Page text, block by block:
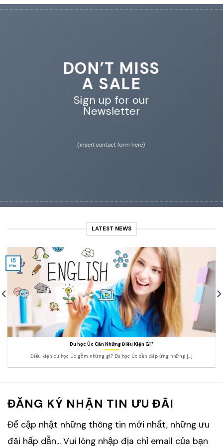
DON’T MISS
A SALE
Sign up for our
Newsletter
(insert contact form here)
LATEST NEWS
Du học Úc Cần Những Điều Kiện Gì?
Điều kiện du học Úc gồm những gì? Du học Úc cần đáp ứng những [...]
15
Mar
ĐĂNG KÝ NHẬN TIN ƯU ĐÃI
Để cập nhật những thông tin mới nhất, những ưu
đãi hấp dẫn... Vui lòng nhập địa chỉ email của bạn